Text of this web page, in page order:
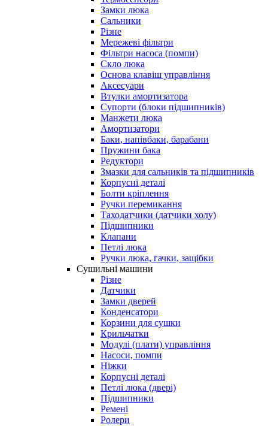
Замки люка
Сальники
Різне
Мережеві фільтри
Фільтри насоса (помпи)
Скло люка
Основа клавіш управління
Аксесуари
Втулки амортизатора
Супорти (блоки підшипників)
Манжети люка
Амортизатори
Баки, напівбаки, барабани
Пружини бака
Редуктори
Змазки для сальників та підшипників
Корпусні деталі
Болти кріплення
Ручки перемикання
Таходатчики (датчики холу)
Підшипники
Клапани
Петлі люка
Ручки люка, гачки, защібки
Сушильні машини
Різне
Датчики
Замки дверей
Конденсатори
Корзини для сушки
Крильчатки
Модулі (плати) управління
Насоси, помпи
Ніжки
Корпусні деталі
Петлі люка (двері)
Підшипники
Ремені
Ролери